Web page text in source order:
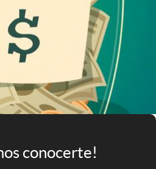
conocerte!